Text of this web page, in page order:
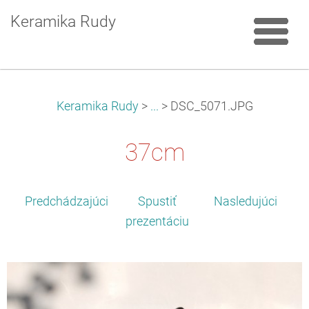
Keramika Rudy
Keramika Rudy > ... > DSC_5071.JPG
37cm
Predchádzajúci
Spustiť
prezentáciu
Nasledujúci